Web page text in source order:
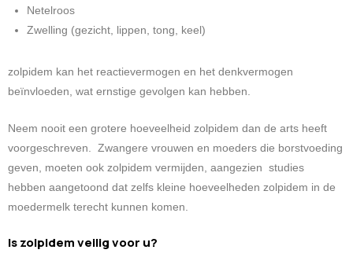
Netelroos
Zwelling (gezicht, lippen, tong, keel)
zolpidem kan het reactievermogen en het denkvermogen
beïnvloeden, wat ernstige gevolgen kan hebben.
Neem nooit een grotere hoeveelheid zolpidem dan de arts heeft
voorgeschreven. Zwangere vrouwen en moeders die borstvoeding
geven, moeten ook zolpidem vermijden, aangezien studies
hebben aangetoond dat zelfs kleine hoeveelheden zolpidem in de
moedermelk terecht kunnen komen.
Is zolpidem veilig voor u?